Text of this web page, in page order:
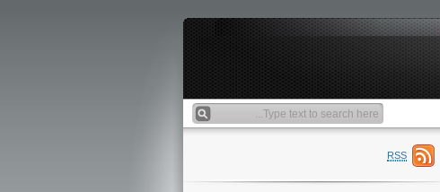
RSS